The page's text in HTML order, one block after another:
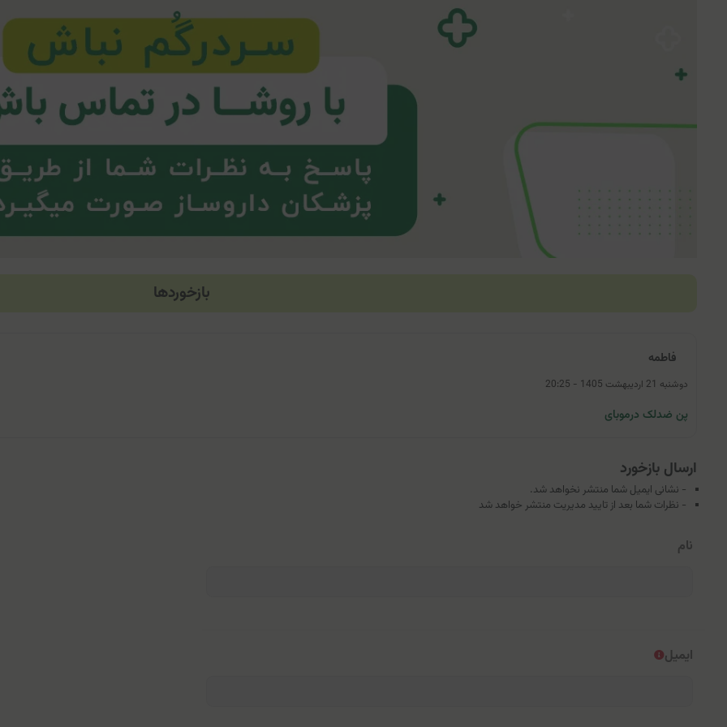
بازخوردها
فاطمه
دوشنبه 21 اردیبهشت 1405 - 20:25
پن ضدلک درموبای
ارسال بازخورد
- نشانی ایمیل شما منتشر نخواهد شد.
- نظرات شما بعد از تایید مدیریت منتشر خواهد شد
نام
ایمیل